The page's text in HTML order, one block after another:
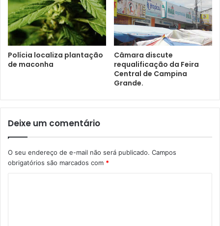
Polícia localiza plantação
de maconha
Câmara discute
requalificação da Feira
Central de Campina
Grande.
Deixe um comentário
O seu endereço de e-mail não será publicado. Campos
obrigatórios são marcados com *